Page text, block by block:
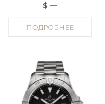
$ —
ПОДРОБНЕЕ